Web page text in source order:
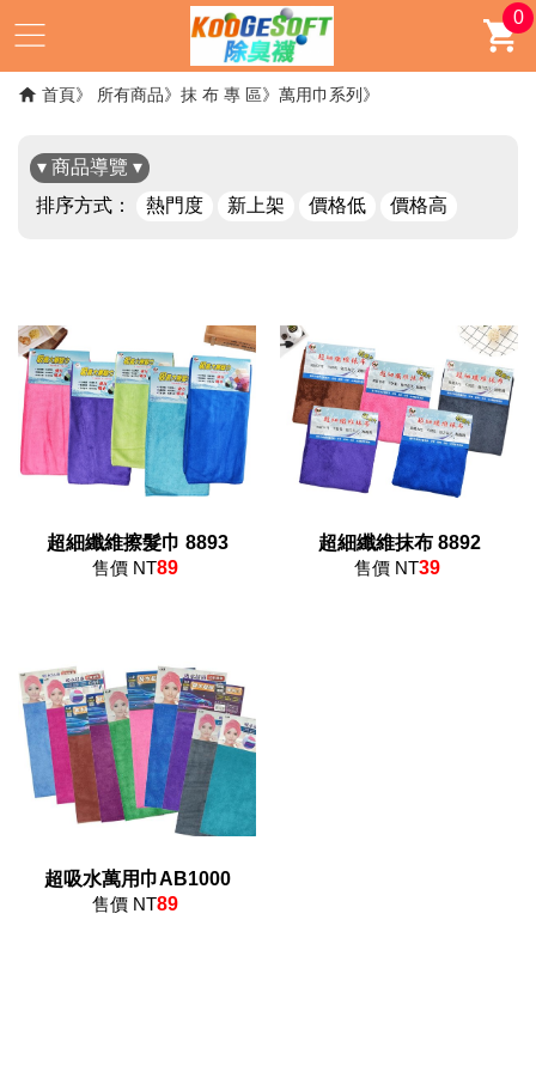
0
首頁 所有商品 抹 布 專 區 萬用巾系列
▾ 商品導覽 ▾
排序方式：
熱門度 新上架 價格低 價格高
超細纖維擦髮巾 8893
售價 NT89
超細纖維抹布 8892
售價 NT39
超吸水萬用巾AB1000
售價 NT89